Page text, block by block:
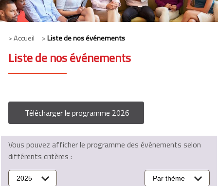
> Accueil >Liste de nos événements
Liste de nos événements
Télécharger le programme 2026
Vous pouvez afficher le programme des événements selon
différents critères :
2025 Par thème